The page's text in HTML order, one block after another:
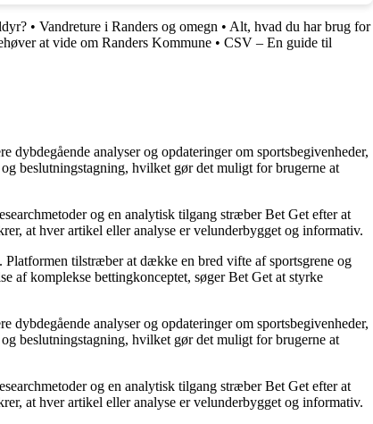
• Vandreture i Randers og omegn • Alt, hvad du har brug for
at vide om Randers Kommune • CSV – En guide til
analyser og opdateringer om sportsbegivenheder,
beslutningstagning, hvilket gør det muligt for brugerne at
og en analytisk tilgang stræber Bet Get efter at
at hver artikel eller analyse er velunderbygget og informativ.
tilstræber at dække en bred vifte af sportsgrene og
af komplekse bettingkonceptet, søger Bet Get at styrke
analyser og opdateringer om sportsbegivenheder,
beslutningstagning, hvilket gør det muligt for brugerne at
og en analytisk tilgang stræber Bet Get efter at
at hver artikel eller analyse er velunderbygget og informativ.